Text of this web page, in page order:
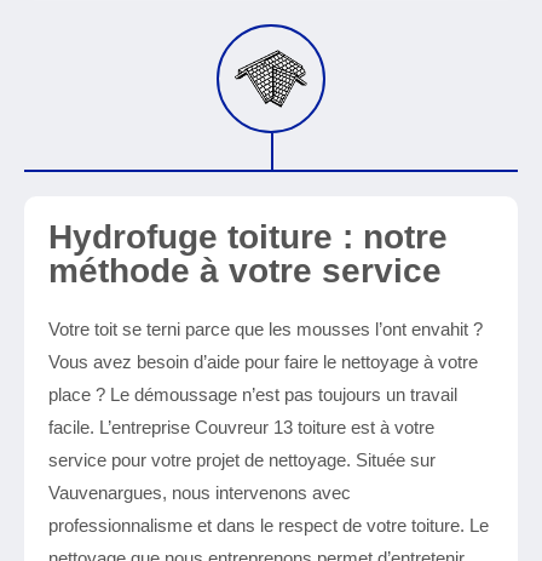
Hydrofuge toiture : notre
méthode à votre service
Votre toit se terni parce que les mousses l’ont envahit ?
Vous avez besoin d’aide pour faire le nettoyage à votre
place ? Le démoussage n’est pas toujours un travail
facile. L’entreprise Couvreur 13 toiture est à votre
service pour votre projet de nettoyage. Située sur
Vauvenargues, nous intervenons avec
professionnalisme et dans le respect de votre toiture. Le